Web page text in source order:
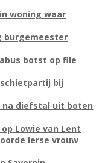
woning waar
burgemeester
botst op file
bij
na diefstal uit boten
Lowie van Lent
Ierse vrouw